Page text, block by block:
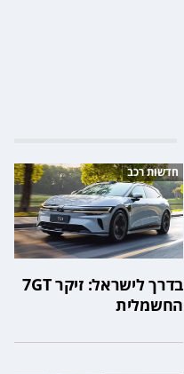
חדשות רכב
בדרך לישראל: זיקר 7GT
החשמלית